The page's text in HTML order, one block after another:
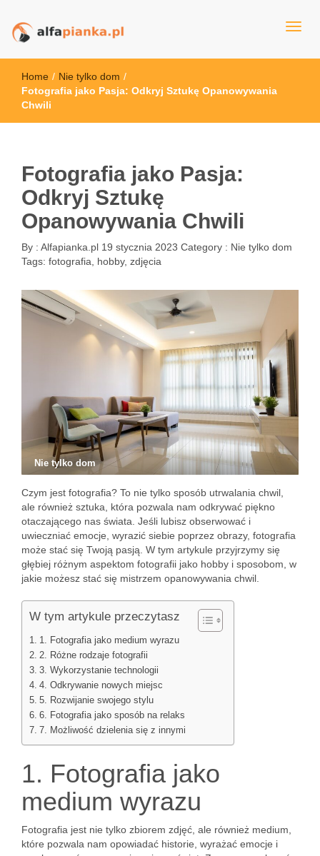
alfapianka.pl
Home / Nie tylko dom /
Fotografia jako Pasja: Odkryj Sztukę Opanowywania
Chwili
Fotografia jako Pasja:
Odkryj Sztukę
Opanowywania Chwili
By : Alfapianka.pl 19 stycznia 2023 Category : Nie tylko dom
Tags: fotografia hobby, zdjęcia
Nie tylko dom
Czym jest fotografia? To nie tylko sposób utrwalania chwil,
ale również sztuka, która pozwala nam odkrywać piękno
otaczającego nas świata. Jeśli lubisz obserwować i
uwieczniać emocje, wyrazić siebie poprzez obrazy, fotografia
może stać się Twoją pasją. W tym artykule przyjrzymy się
głębiej różnym aspektom fotografii jako hobby i sposobom, w
jakie możesz stać się mistrzem opanowywania chwil.
W tym artykule przeczytasz
1. Fotografia jako medium wyrazu
2. Różne rodzaje fotografii
3. Wykorzystanie technologii
4. Odkrywanie nowych miejsc
5. Rozwijanie swojego stylu
6. Fotografia jako sposób na relaks
7. Możliwość dzielenia się z innymi
1. Fotografia jako
medium wyrazu
Fotografia jest nie tylko zbiorem zdjęć, ale również medium,
które pozwala nam opowiadać historie, wyrażać emocje i